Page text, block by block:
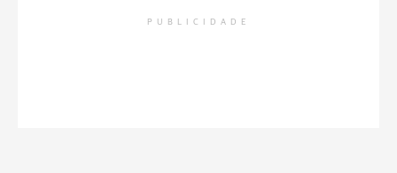
PUBLICIDADE